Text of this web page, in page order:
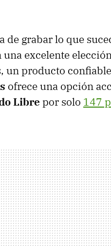
de grabar lo que
excelente
un producto
ofrece una opción
Libre por solo 147